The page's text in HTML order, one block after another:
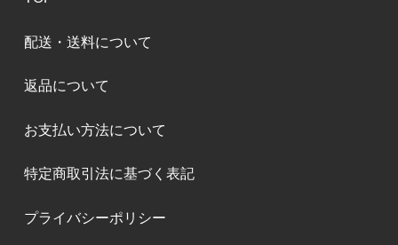
配送・送料について
返品について
お支払い方法について
特定商取引法に基づく表記
プライバシーポリシー